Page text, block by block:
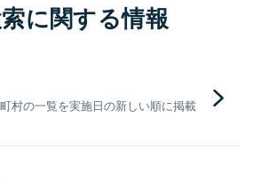
に関する情報
村の一覧を実施日の新しい順に掲載